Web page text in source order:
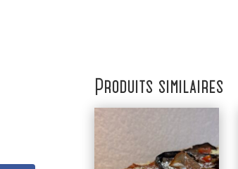
Produits similaires